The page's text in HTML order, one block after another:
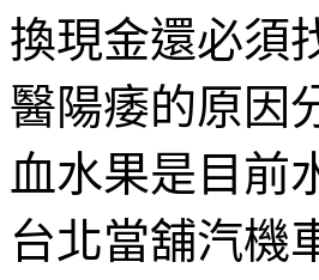
換現金還必須
醫陽痿的原因
血水果是目前
台北當舖汽機